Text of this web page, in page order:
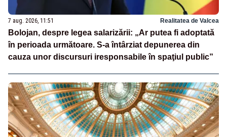
7 aug. 2026, 11:51 Realitatea de Valcea
Bolojan, despre legea salarizării: „Ar putea fi adoptată
în perioada următoare. S-a întârziat depunerea din
cauza unor discursuri iresponsabile în spaţiul public”